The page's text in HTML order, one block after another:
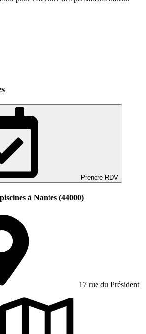
Prendre RDV
à Nantes (44000)
17 rue du Président